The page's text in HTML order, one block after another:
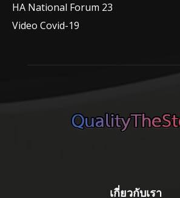
HA National Forum 23
Video Covid-19
เกี่ยวกับเรา